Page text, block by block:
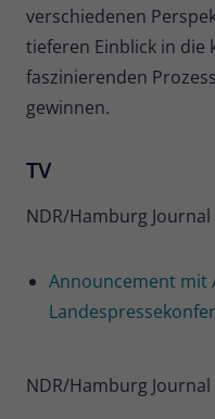
verschiedenen
tieferen Einblick in die
faszinierenden
gewinnen.
TV
NDR/Hamburg Journal
Announcement mit
NDR/Hamburg Journal